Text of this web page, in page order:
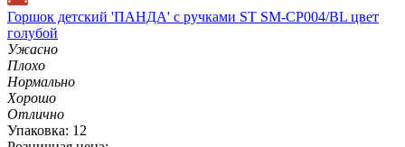
Горшок детский 'ПАНДА' с ручками ST SM-CP004/BL цвет
голубой
Ужасно
Плохо
Нормально
Хорошо
Отлично
Упаковка: 12